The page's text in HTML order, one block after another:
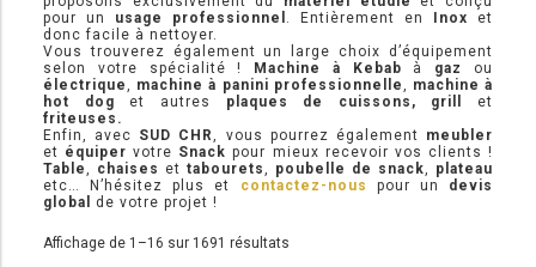
TABLE 700 – 3 PORTES
TABLE 700 – 4 PORTES
TABLE 800
TABLE 700 VITRÉE
pour un usage professionnel . Entièrement en Inox et
donc facile à nettoyer.
Vous trouverez également un large choix d’équipement
selon votre spécialité !
Machine à Kebab à gaz
ou
électrique, machine à panini professionnelle, machine à
hot dog et autres plaques de cuissons, grill et
friteuses.
Enfin, avec SUD CHR, vous pourrez également meubler
et équiper votre Snack pour mieux recevoir vos clients !
Table, chaises et tabourets, poubelle de snack, plateau
etc… N’hésitez plus et
contactez-nous pour un devis
global
de votre projet !
Affichage de 1–16 sur 1691 résultats